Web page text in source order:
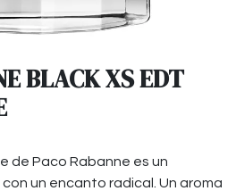
BLACK XS EDT
de Paco Rabanne es un
un encanto radical. Un aroma